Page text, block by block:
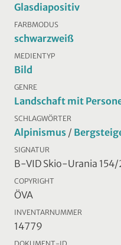
Glasdiapositiv
FARBMODUS
schwarzweiß
MEDIENTYP
Bild
GENRE
Landschaft mit
SCHLAGWÖRTER
Alpinismus /
SIGNATUR
B-VID Skio-Urania 154/
COPYRIGHT
ÖVA
INVENTARNUMMER
14779